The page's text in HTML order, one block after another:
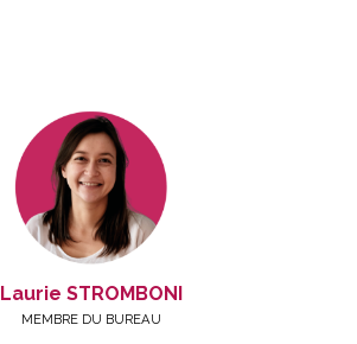
Laurie STROMBONI
MEMBRE DU BUREAU